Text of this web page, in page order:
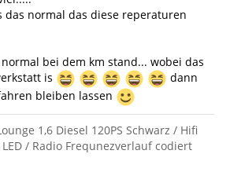
das normal das diese reperaturen
bei dem km stand... wobei das
is
dann
bleiben lassen
1,6 Diesel 120PS Schwarz / Hifi
/ Radio Frequnezverlauf codiert